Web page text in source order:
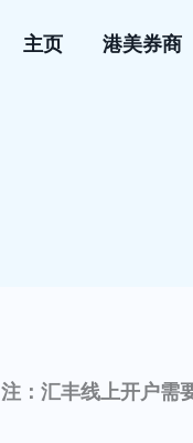
主页 港美券商
注：汇丰线上开户需